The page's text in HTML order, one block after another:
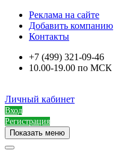
Реклама на сайте
Добавить компанию
Контакты
+7 (499) 321-09-46
10.00-19.00 по МСК
Личный кабинет
Вход
Регистрация
Показать меню